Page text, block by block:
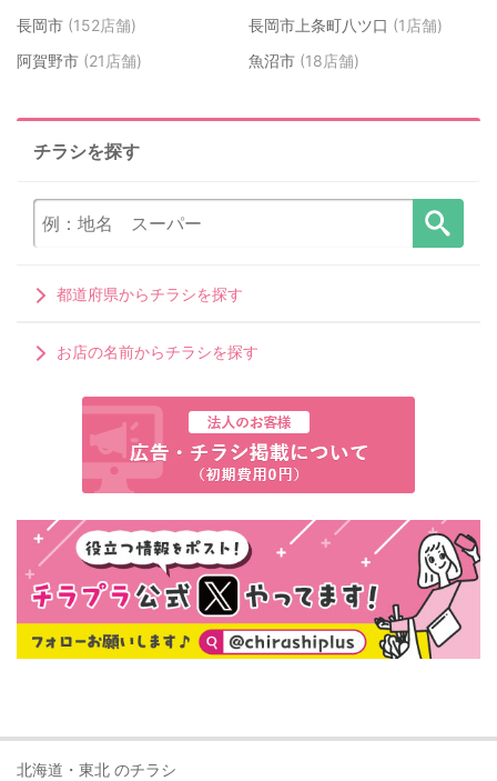
長岡市 (152店舗) 長岡市上条町八ツ口 (1店舗)
阿賀野市 (21店舗) 魚沼市 (18店舗)
チラシを探す
都道府県からチラシを探す
お店の名前からチラシを探す
北海道・東北 のチラシ